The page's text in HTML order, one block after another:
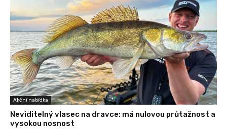
Akční nabídka
Neviditelný vlasec na dravce: má nulovou průtažnost a
vysokou nosnost